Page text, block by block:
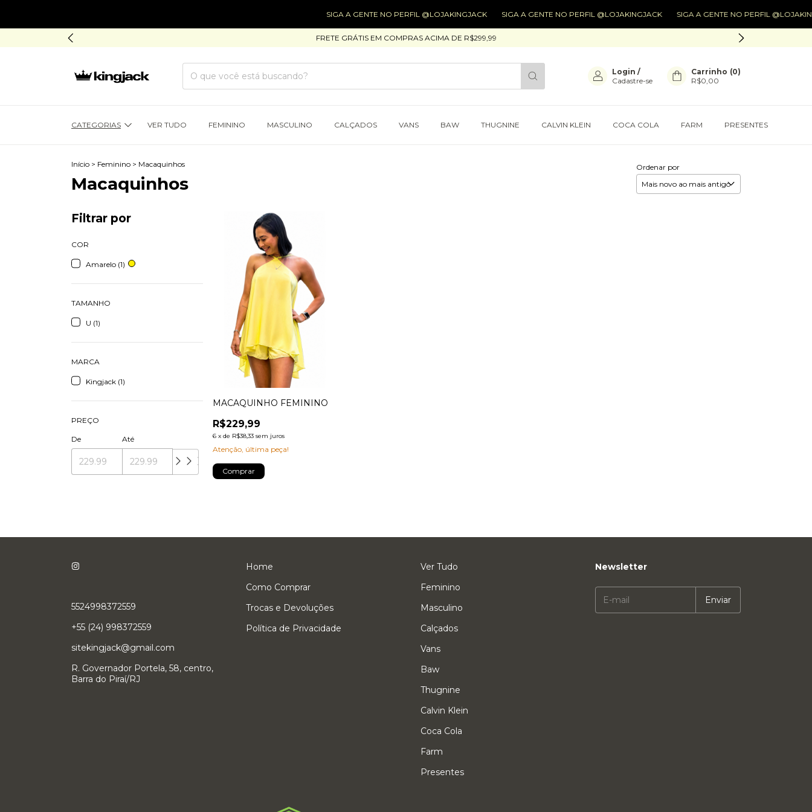
SIGA A GENTE NO PERFIL @LOJAKINGJACK SIGA A GENTE NO PERFIL @LOJAKINGJACK SIGA A GENTE NO PERFIL
FRETE GRÁTIS EM COMPRAS ACIMA DE R$299,99
Login /
Cadastre-se
Carrinho (0)
R$0,00
CATEGORIAS VER TUDO FEMININO MASCULINO CALÇADOS VANS BAW THUGNINE CALVIN KLEIN COCA COLA FARM PRESENTES
Início > Feminino > Macaquinhos
Macaquinhos
Ordenar por
Filtrar por
COR
Amarelo (1)
TAMANHO
U (1)
MARCA
Kingjack (1)
PREÇO
De Até
MACAQUINHO FEMININO
R$229,99
6 xde R$38,33 sem juros
Atenção, última peça!
Comprar
5524998372559
+55 (24) 998372559
sitekingjack@gmail.com
R. Governador Portela, 58, centro,
Barra do Piraí/RJ
Home
Como Comprar
Trocas e Devoluções
Política de Privacidade
Ver Tudo
Feminino
Masculino
Calçados
Vans
Baw
Thugnine
Calvin Klein
Coca Cola
Farm
Presentes
Newsletter